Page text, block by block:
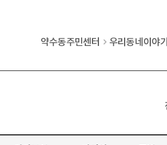
약수동주민센터 우리동네이야기